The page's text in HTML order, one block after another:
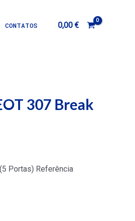
CONTATOS 0,00 €
307 Break
Portas) Referência